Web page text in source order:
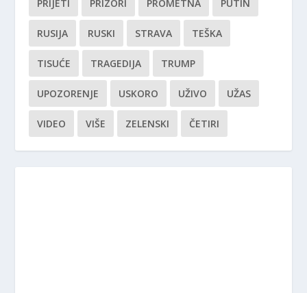
PRIJETI PRIZORI PROMETNA PUTIN
RUSIJA RUSKI STRAVA TEŠKA
TISUĆE TRAGEDIJA TRUMP
UPOZORENJE USKORO UŽIVO UŽAS
VIDEO VIŠE ZELENSKI ČETIRI